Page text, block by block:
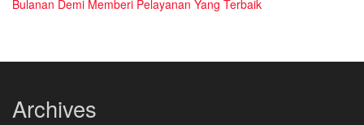
Bulanan Demi Memberi Pelayanan Yang Terbaik
Archives